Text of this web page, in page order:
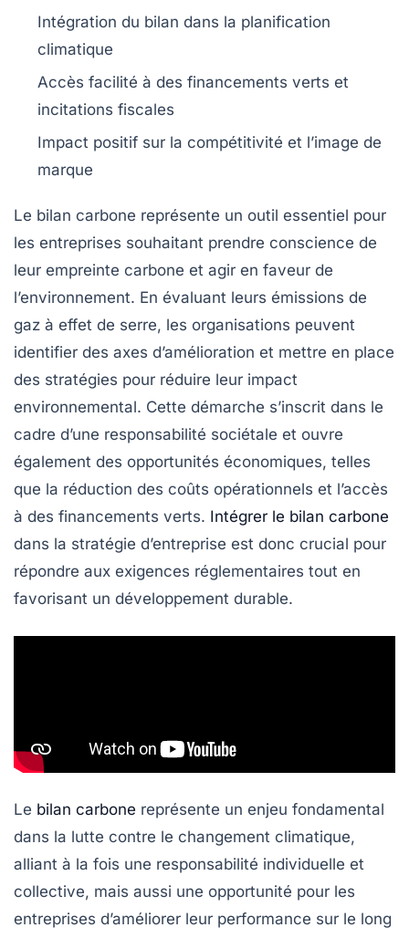
Intégration du bilan dans la planification
climatique
Accès facilité à des financements verts et
incitations fiscales
Impact positif sur la compétitivité et l’image de
marque
Le bilan carbone représente un outil essentiel pour
les entreprises souhaitant prendre conscience de
leur empreinte carbone et agir en faveur de
l’environnement. En évaluant leurs émissions de
gaz à effet de serre, les organisations peuvent
identifier des axes d’amélioration et mettre en place
des stratégies pour réduire leur impact
environnemental. Cette démarche s’inscrit dans le
cadre d’une responsabilité sociétale et ouvre
également des opportunités économiques, telles
que la réduction des coûts opérationnels et l’accès
à des financements verts. Intégrer le bilan carbone
dans la stratégie d’entreprise est donc crucial pour
répondre aux exigences réglementaires tout en
favorisant un développement durable.
Le bilan carbone représente un enjeu fondamental
dans la lutte contre le changement climatique,
alliant à la fois une responsabilité individuelle et
collective, mais aussi une opportunité pour les
entreprises d’améliorer leur performance sur le long